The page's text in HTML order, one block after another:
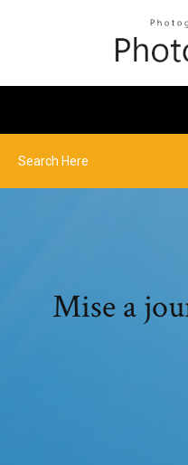
Mise a